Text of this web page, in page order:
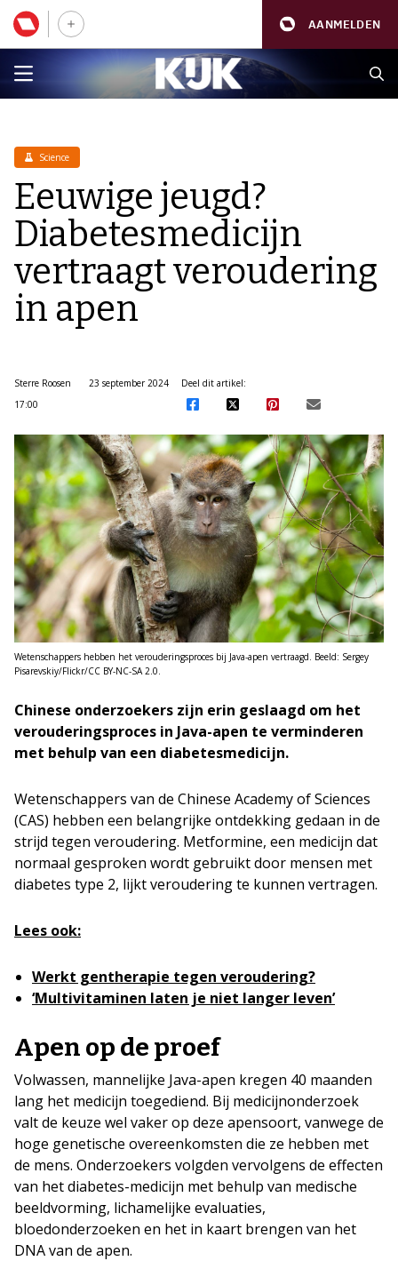
AANMELDEN
Science
Eeuwige jeugd?
Diabetesmedicijn
vertraagt veroudering
in apen
Sterre Roosen
23 september 2024
17:00
Deel dit artikel:
Wetenschappers hebben het verouderingsproces bij Java-apen vertraagd. Beeld: Sergey
Pisarevskiy/Flickr/CC BY-NC-SA 2.0.
Chinese onderzoekers zijn erin geslaagd om het
verouderingsproces in Java-apen te verminderen
met behulp van een diabetesmedicijn.
Wetenschappers van de Chinese Academy of Sciences
(CAS) hebben een belangrijke ontdekking gedaan in de
strijd tegen veroudering. Metformine, een medicijn dat
normaal gesproken wordt gebruikt door mensen met
diabetes type 2, lijkt veroudering te kunnen vertragen.
Lees ook:
Werkt gentherapie tegen veroudering?
‘Multivitaminen laten je niet langer leven’
Apen op de proef
Volwassen, mannelijke Java-apen kregen 40 maanden
lang het medicijn toegediend. Bij medicijnonderzoek
valt de keuze wel vaker op deze apensoort, vanwege de
hoge genetische overeenkomsten die ze hebben met
de mens. Onderzoekers volgden vervolgens de effecten
van het diabetes-medicijn met behulp van medische
beeldvorming, lichamelijke evaluaties,
bloedonderzoeken en het in kaart brengen van het
DNA van de apen.